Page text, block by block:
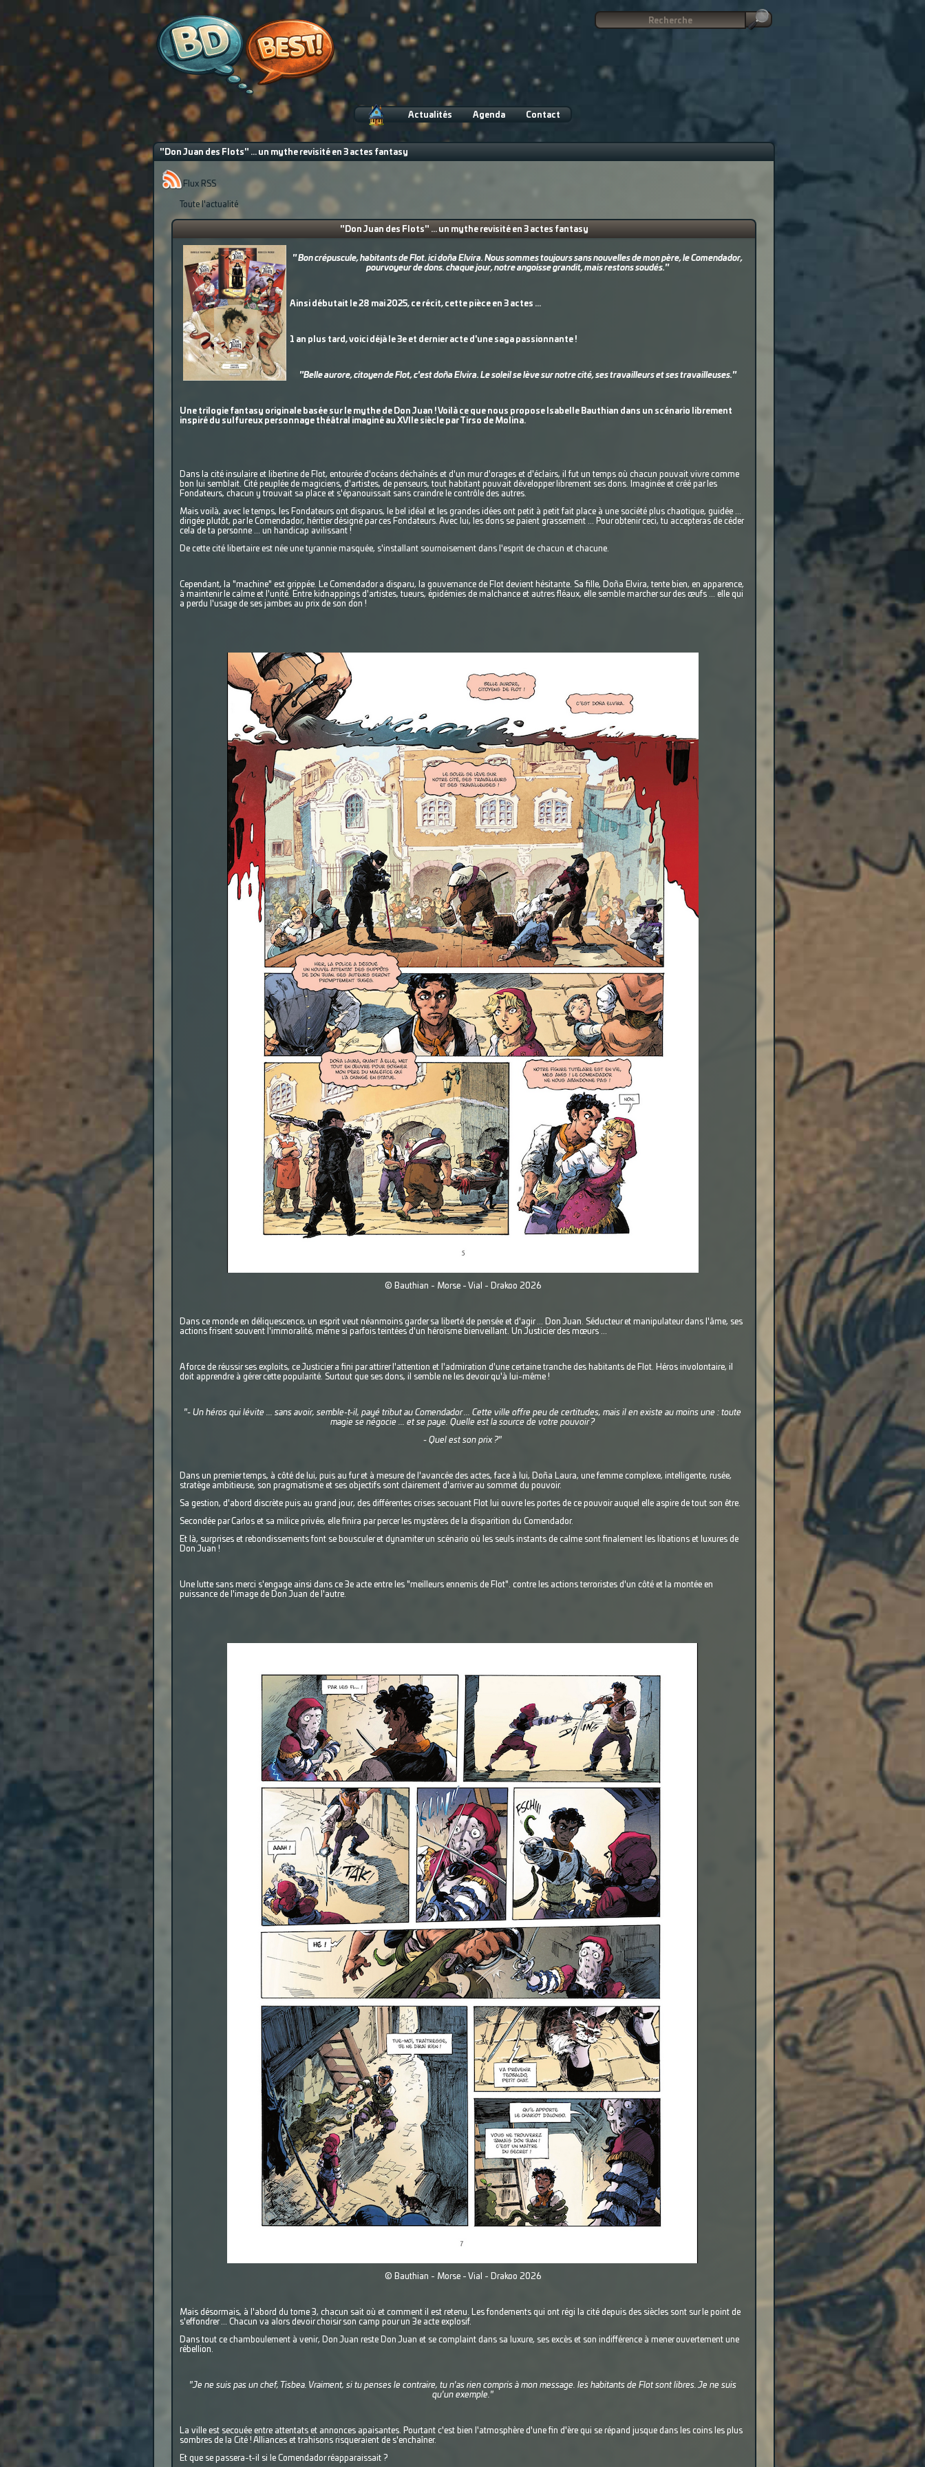
Actualités Agenda Contact
"Don Juan des Flots" ... un mythe revisité en 3 actes fantasy
Flux RSS
Toute l'actualité
"Don Juan des Flots" ... un mythe revisité en 3 actes fantasy
" Bon crépuscule, habitants de Flot. ici doña Elvira. Nous sommes toujours sans nouvelles de mon père, le Comendador,
pourvoyeur de dons. chaque jour, notre angoisse grandit, mais restons soudés."
Ainsi débutait le 28 mai 2025, ce récit, cette pièce en 3 actes ...
1 an plus tard, voici déjà le 3e et dernier acte d'une saga passionnante !
"Belle aurore, citoyen de Flot, c'est doña Elvira. Le soleil se lève sur notre cité, ses travailleurs et ses travailleuses."
Une trilogie fantasy originale basée sur le mythe de Don Juan ! Voilà ce que nous propose Isabelle Bauthian dans un scénario librement
inspiré du sulfureux personnage théâtral imaginé au XVIIe siècle par Tirso de Molina.
Dans la cité insulaire et libertine de Flot, entourée d'océans déchaînés et d'un mur d'orages et d'éclairs, il fut un temps où chacun pouvait vivre comme
bon lui semblait. Cité peuplée de magiciens, d'artistes, de penseurs, tout habitant pouvait développer librement ses dons. Imaginée et créé par les
Fondateurs, chacun y trouvait sa place et s'épanouissait sans craindre le contrôle des autres.
Mais voilà, avec le temps, les Fondateurs ont disparus, le bel idéal et les grandes idées ont petit à petit fait place à une société plus chaotique, guidée ...
dirigée plutôt, par le Comendador, héritier désigné par ces Fondateurs. Avec lui, les dons se paient grassement ... Pour obtenir ceci, tu accepteras de céder
cela de ta personne ... un handicap avilissant !
De cette cité libertaire est née une tyrannie masquée, s'installant sournoisement dans l'esprit de chacun et chacune.
Cependant, la "machine" est grippée. Le Comendador a disparu, la gouvernance de Flot devient hésitante. Sa fille, Doña Elvira, tente bien, en apparence,
à maintenir le calme et l'unité. Entre kidnappings d'artistes, tueurs, épidémies de malchance et autres fléaux, elle semble marcher sur des œufs ... elle qui
a perdu l'usage de ses jambes au prix de son don !
© Bauthian - Morse - Vial - Drakoo 2026
Dans ce monde en déliquescence, un esprit veut néanmoins garder sa liberté de pensée et d'agir ... Don Juan. Séducteur et manipulateur dans l'âme, ses
actions frisent souvent l'immoralité, même si parfois teintées d'un héroïsme bienveillant. Un Justicier des mœurs ...
A force de réussir ses exploits, ce Justicier a fini par attirer l'attention et l'admiration d'une certaine tranche des habitants de Flot. Héros involontaire, il
doit apprendre à gérer cette popularité. Surtout que ses dons, il semble ne les devoir qu'à lui-même !
"- Un héros qui lévite ... sans avoir, semble-t-il, payé tribut au Comendador ... Cette ville offre peu de certitudes, mais il en existe au moins une : toute
magie se négocie ... et se paye. Quelle est la source de votre pouvoir ?
- Quel est son prix ?"
Dans un premier temps, à côté de lui, puis au fur et à mesure de l'avancée des actes, face à lui, Doña Laura, une femme complexe, intelligente, rusée,
stratège ambitieuse, son pragmatisme et ses objectifs sont clairement d'arriver au sommet du pouvoir.
Sa gestion, d'abord discrète puis au grand jour, des différentes crises secouant Flot lui ouvre les portes de ce pouvoir auquel elle aspire de tout son être.
Secondée par Carlos et sa milice privée, elle finira par percer les mystères de la disparition du Comendador.
Et là, surprises et rebondissements font se bousculer et dynamiter un scénario où les seuls instants de calme sont finalement les libations et luxures de
Don Juan !
Une lutte sans merci s'engage ainsi dans ce 3e acte entre les "meilleurs ennemis de Flot". contre les actions terroristes d'un côté et la montée en
puissance de l'image de Don Juan de l'autre.
© Bauthian - Morse - Vial - Drakoo 2026
Mais désormais, à l'abord du tome 3, chacun sait où et comment il est retenu. Les fondements qui ont régi la cité depuis des siècles sont sur le point de
s'effondrer ... Chacun va alors devoir choisir son camp pour un 3e acte explosif.
Dans tout ce chamboulement à venir, Don Juan reste Don Juan et se complaint dans sa luxure, ses excès et son indifférence à mener ouvertement une
rébellion.
"Je ne suis pas un chef, Tisbea. Vraiment, si tu penses le contraire, tu n'as rien compris à mon message. les habitants de Flot sont libres. Je ne suis
qu'un exemple."
La ville est secouée entre attentats et annonces apaisantes. Pourtant c'est bien l'atmosphère d'une fin d'ère qui se répand jusque dans les coins les plus
sombres de la Cité ! Alliances et trahisons risqueraient de s'enchaîner.
Et que se passera-t-il si le Comendador réapparaissait ?